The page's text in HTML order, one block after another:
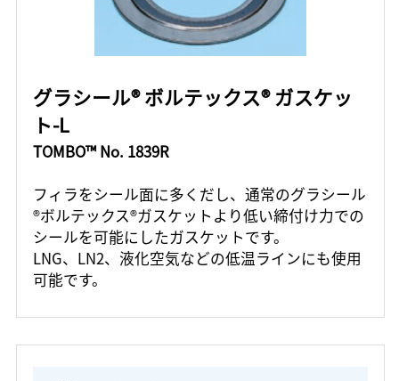
グラシール® ボルテックス® ガスケッ
ト-L
TOMBO™ No. 1839R
フィラをシール面に多くだし、通常のグラシール
®ボルテックス®ガスケットより低い締付け力での
シールを可能にしたガスケットです。
LNG、LN2、液化空気などの低温ラインにも使用
可能です。